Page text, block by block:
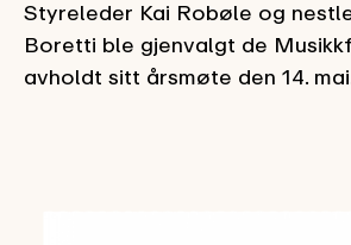
Styreleder Kai Robøle og
Boretti ble gjenvalgt de
avholdt sitt årsmøte den 14.